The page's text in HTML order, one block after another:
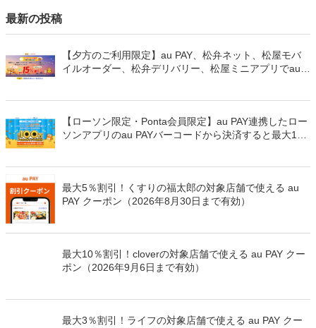
最新の投稿
【夕方のご利用限定】au PAY、松弁ネット、松屋モバ
イルオーダー、松弁デリバリー、松屋ミニアプリでau
【ローソン限定・Ponta会員限定】au PAY連携したロー
ソンアプリのau PAYバーコードから決済すると最大100
最大5％割引！くすりの福太郎の対象店舗で使える au
PAY クーポン（2026年8月30日まで有効）
最大10％割引！cloverの対象店舗で使える au PAY クー
ポン（2026年9月6日まで有効）
最大3％割引！ライフの対象店舗で使える au PAY クー